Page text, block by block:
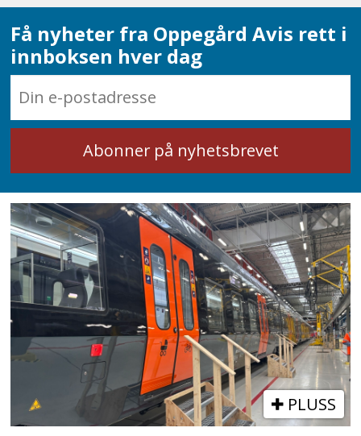
Få nyheter fra Oppegård Avis rett i
innboksen hver dag
PLUSS